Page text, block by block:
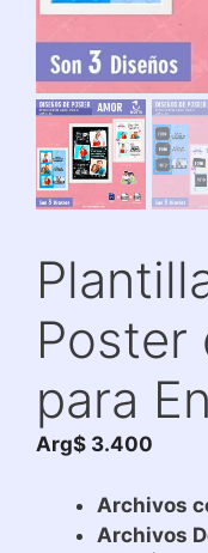
Poster
para
Arg$ 3.400
Archivos
Archivos